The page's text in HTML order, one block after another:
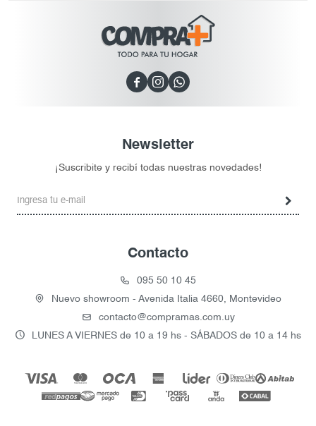
  
Contacto
095 50 10 45
Nuevo showroom - Avenida Italia 4660, Montevideo
contacto@compramas.com.uy
LUNES A VIERNES de 10 a 19 hs - SÁBADOS de 10 a 14 hs
Newsletter
¡Suscribite y recibí todas nuestras novedades!